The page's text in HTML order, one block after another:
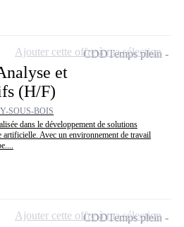
et
(H/F)
SOUS-BOIS
dans le développement de solutions
artificielle. Avec un environnement de travail
CDDTemps plein
Ajouter cette offre à ma sélection
CDDTemps plein
Ajouter cette offre à ma sélection